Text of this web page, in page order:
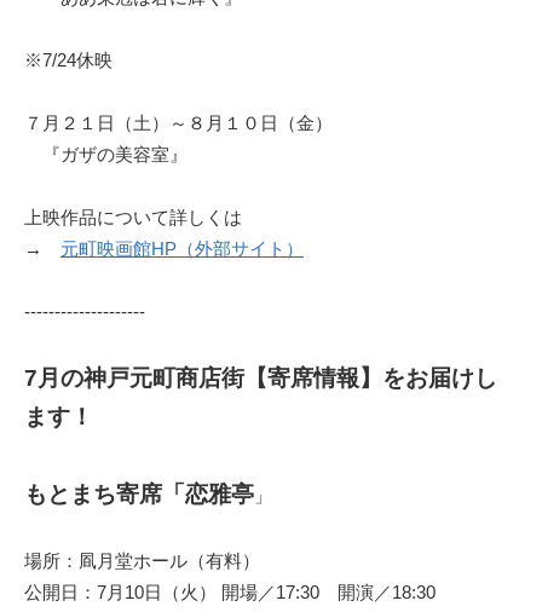
※7/24休映
７月２１日（土）～８月１０日（金）
『ガザの美容室』
上映作品について詳しくは
→ 元町映画館HP（外部サイト）
--------------------
7月の神戸元町商店街【寄席情報】をお届けし
ます！
もとまち寄席「恋雅亭 」
場所：凮月堂ホール（有料）
公開日：7月10日（火） 開場／17:30 開演／18:30